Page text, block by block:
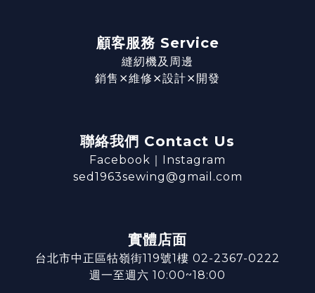
顧客服務 Service
縫紉機及周邊
銷售⨯維修⨯設計⨯開發
聯絡我們 Contact Us
Facebook ｜ Instagram
sed1963sewing@gmail.com
實體店面
台北市中正區牯嶺街119號1樓 02-2367-0222
週一至週六 10:00~18:00